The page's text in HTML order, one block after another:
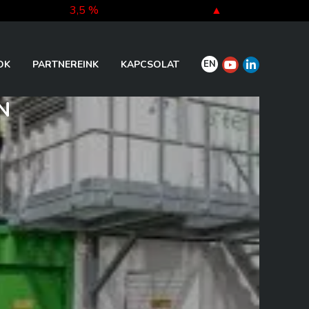
3,5 % ▲
-0,3 %
-0,3 % ▼
-0,4 % ▼
PARTNEREINK KAPCSOLAT EN